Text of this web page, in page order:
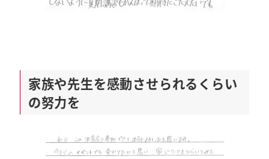
家族や先生を感動させられるくらい
の努力を